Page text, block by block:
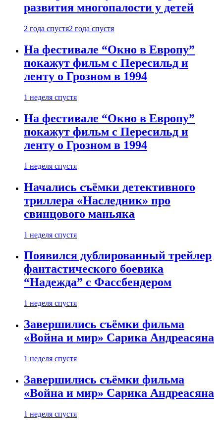
развития многопалости у детей
2 года спустя2 года спустя
На фестивале “Окно в Европу”
покажут фильм с Пересильд и
ленту о Грозном в 1994
1 неделя спустя
На фестивале “Окно в Европу”
покажут фильм с Пересильд и
ленту о Грозном в 1994
1 неделя спустя
Начались съёмки детективного
триллера «Наследник» про
свинцового маньяка
1 неделя спустя
Появился дублированный трейлер
фантастического боевика
“Надежда” с Фассбендером
1 неделя спустя
Завершились съёмки фильма
«Война и мир» Сарика Андреасяна
1 неделя спустя
Завершились съёмки фильма
«Война и мир» Сарика Андреасяна
1 неделя спустя